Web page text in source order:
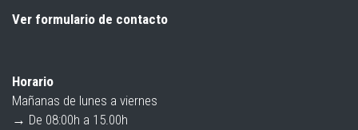
Ver formulario de contacto
Horario
Mañanas de lunes a viernes
→ De 08:00h a 15.00h